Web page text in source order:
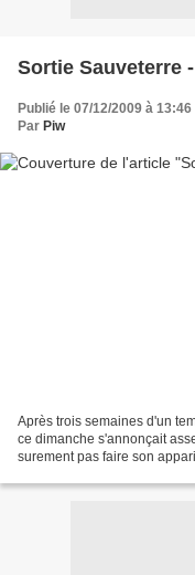
Sortie Sauveterre
Publié le 07/12/2009 à 13:46
Par Piw
Après trois semaines d'un
ce dimanche s'annonçait
surement pas faire son